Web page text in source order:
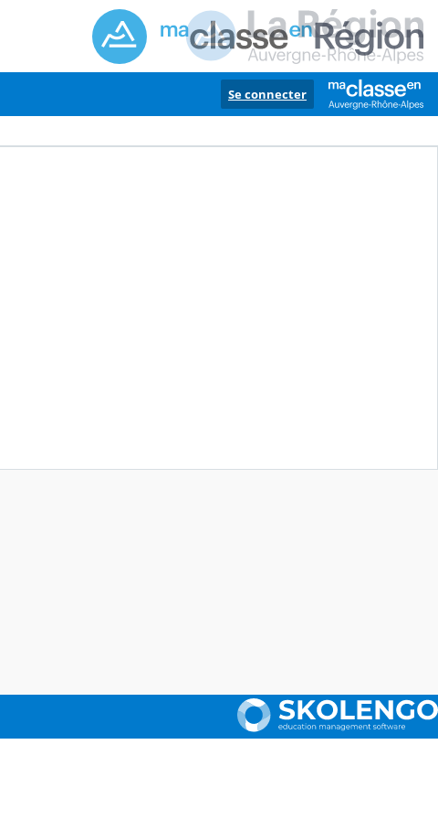
Se connecter